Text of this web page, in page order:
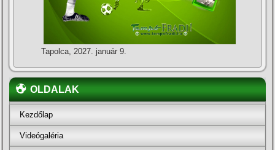
Tapolca, 2027. január 9.
OLDALAK
Kezdőlap
Videógaléria